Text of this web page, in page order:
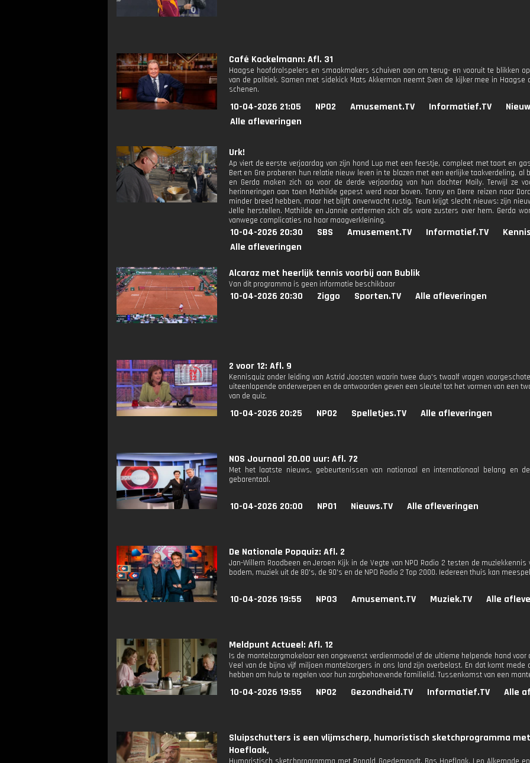
Café Kockelmann: Afl. 31
Haagse hoofdrolspelers en smaakmakers schuiven aan om terug- en vooruit te blikken
van de politiek. Samen met sidekick Mats Akkerman neemt Sven de kijker mee in
schenen.
10-04-2026 21:05 NPO2 Amusement.TV Informatief.TV
Alle afleveringen
Urk!
Ap viert de eerste verjaardag van zijn hond Lup met een feestje, compleet met taart en
Bert en Gre proberen hun relatie nieuw leven in te blazen met een eerlijke taakverdeling,
en Gerda maken zich op voor de derde verjaardag van hun dochter Maily. Terwijl ze
herinneringen aan toen Mathilde gepest werd naar boven. Tonny en Derre reizen naar
minder breed hebben, maar het blijft onverwacht rustig. Teun krijgt slecht nieuws: zijn
Jelle herstellen. Mathilde en Jannie ontfermen zich als ware zusters over hem. Gerda
vanwege complicaties na haar maagverkleining.
10-04-2026 20:30 SBS Amusement.TV Informatief.TV
Alle afleveringen
Alcaraz met heerlijk tennis voorbij aan Bublik
Van dit programma is geen informatie beschikbaar
10-04-2026 20:30 Ziggo Sporten.TV Alle afleveringen
2 voor 12: Afl. 9
Kennisquiz onder leiding van Astrid Joosten waarin twee duo's twaalf vragen
uiteenlopende onderwerpen en de antwoorden geven een sleutel tot het vormen van een
van de quiz.
10-04-2026 20:25 NPO2 Spelletjes.TV Alle afleveringen
NOS Journaal 20.00 uur: Afl. 72
Met het laatste nieuws, gebeurtenissen van nationaal en internationaal belang en
gebarentaal.
10-04-2026 20:00 NPO1 Nieuws.TV Alle afleveringen
De Nationale Popquiz: Afl. 2
Jan-Willem Roodbeen en Jeroen Kijk in de Vegte van NPO Radio 2 testen de
bodem, muziek uit de 80's, de 90's en de NPO Radio 2 Top 2000. Iedereen thuis kan
10-04-2026 19:55 NPO3 Amusement.TV Muziek.TV Alle
Meldpunt Actueel: Afl. 12
Is de mantelzorgmakelaar een ongewenst verdienmodel of de ultieme helpende hand
Veel van de bijna vijf miljoen mantelzorgers in ons land zijn overbelast. En dat komt
hebben om hulp te regelen voor hun zorgbehoevende familielid. Tussenkomst van een
10-04-2026 19:55 NPO2 Gezondheid.TV Informatief.TV Alle
Sluipschutters is een vlijmscherp, humoristisch sketchprogramma
Hoeflaak,